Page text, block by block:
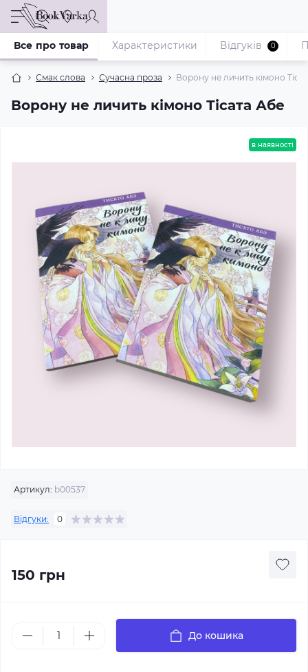
Смак слова Сучасна проза Ворону не личить кімоно
Ворону не личить кімоно Тісата Абе
Все про товар Характеристики Відгуків 0
в наявності
Артикул: b00537
Відгуки: 0
150 грн
До кошика